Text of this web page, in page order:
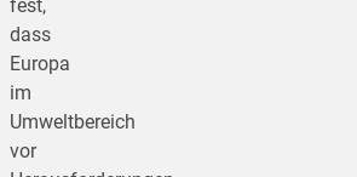
fest,
dass
Europa
im
Umweltbereich
vor